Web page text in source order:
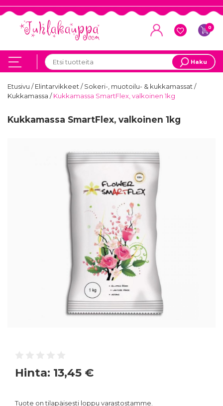
0
Haku
Etusivu /Elintarvikkeet/Sokeri-, muotoilu- & kukkamassat/
Kukkamassa /Kukkamassa SmartFlex, valkoinen 1kg
Kukkamassa SmartFlex, valkoinen 1kg
Hinta: 13,45 €
Tuote on tilapäisesti loppu varastostamme.